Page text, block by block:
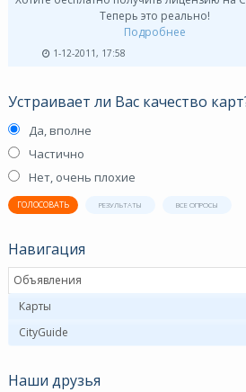
Теперь это реально!
Подробнее
1-12-2011, 17:58
Устраивает ли Вас качество
Да, вполне
Частично
Нет, очень плохие
ГОЛОСОВАТЬ РЕЗУЛЬТАТЫ ВСЕ ОПРОСЫ
Навигация
Объявления
Карты
CityGuide
Наши друзья